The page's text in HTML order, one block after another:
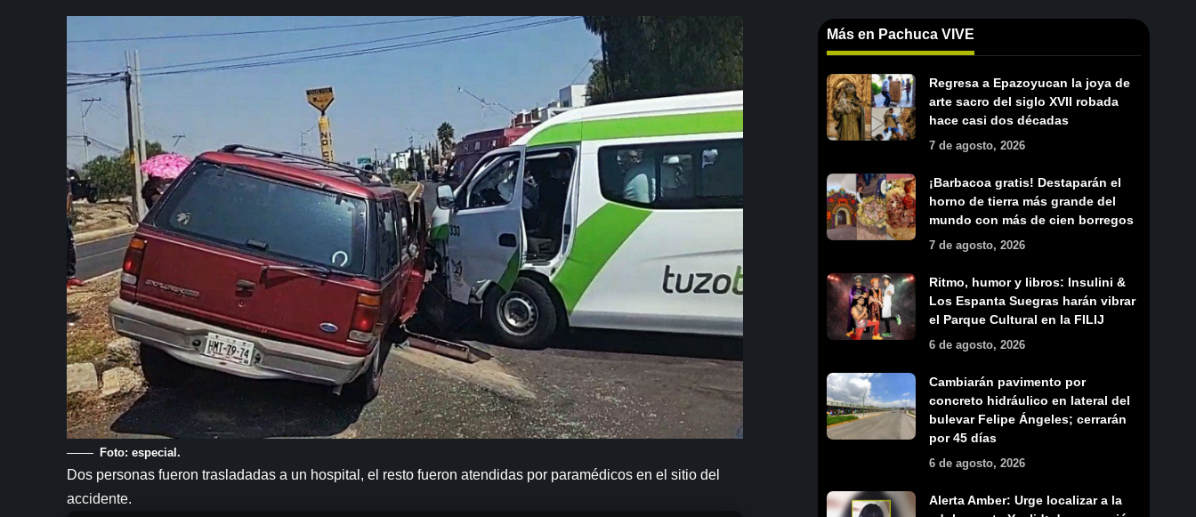
Foto: especial.
Dos personas fueron trasladadas a un hospital, el resto fueron atendidas por paramédicos en el sitio del
accidente.
Más en Pachuca VIVE
Regresa a Epazoyucan la joya de
arte sacro del siglo XVII robada
hace casi dos décadas
7 de agosto, 2026
¡Barbacoa gratis! Destaparán el
horno de tierra más grande del
mundo con más de cien borregos
7 de agosto, 2026
Ritmo, humor y libros: Insulini &
Los Espanta Suegras harán vibrar
el Parque Cultural en la FILIJ
6 de agosto, 2026
Cambiarán pavimento por
concreto hidráulico en lateral del
bulevar Felipe Ángeles; cerrarán
por 45 días
6 de agosto, 2026
Alerta Amber: Urge localizar a la